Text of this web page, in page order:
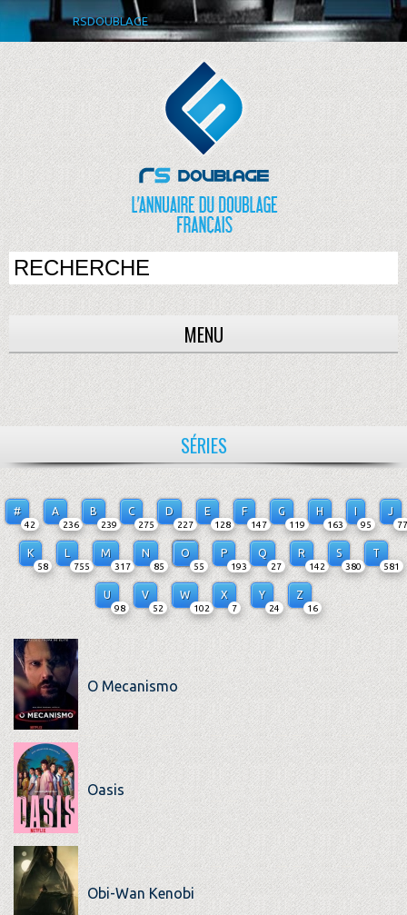
RSDOUBLAGE
MENU
SÉRIES
#
42
A
236
B
239
C
275
D
227
E
128
F
147
G
119
H
163
I
95
J
77
K
58
L
755
M
317
N
85
O
55
P
193
Q
27
R
142
S
380
T
581
U
98
V
52
W
102
X
7
Y
24
Z
16
O Mecanismo
Oasis
Obi-Wan Kenobi